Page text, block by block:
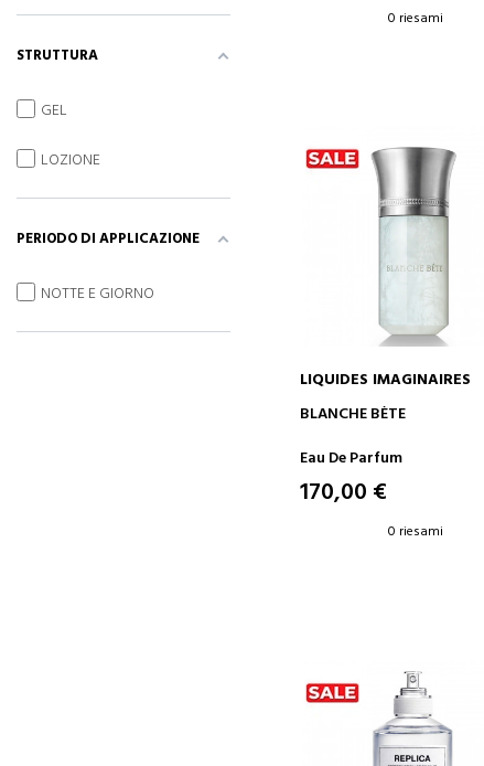
0 riesami
AGGIUNGI AL CARRELLO
LIQUIDES IMAGINAIRES
BLANCHE BÈTE
Eau De Parfum
170,00 €
0 riesami
STRUTTURA
GEL
LOZIONE
PERIODO DI APPLICAZIONE
NOTTE E GIORNO